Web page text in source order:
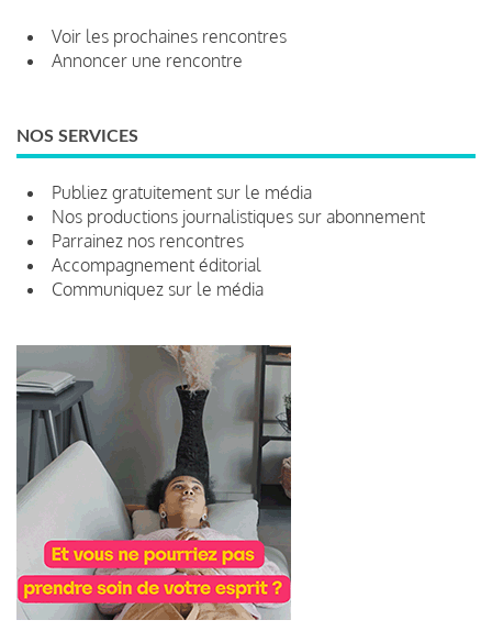
Voir les prochaines rencontres
Annoncer une rencontre
NOS SERVICES
Publiez gratuitement sur le média
Nos productions journalistiques sur abonnement
Parrainez nos rencontres
Accompagnement éditorial
Communiquez sur le média